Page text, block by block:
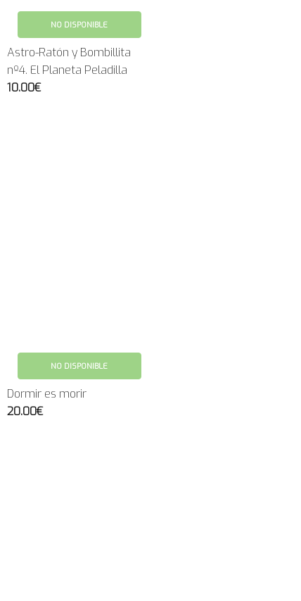
NO DISPONIBLE
Astro-Ratón y Bombillita
nº4. El Planeta Peladilla
10.00€
NO DISPONIBLE
Dormir es morir
20.00€